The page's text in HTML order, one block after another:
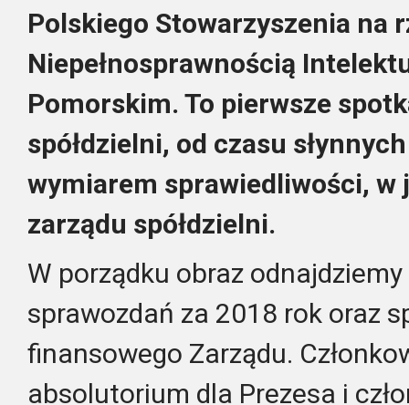
Polskiego Stowarzyszenia na
Niepełnosprawnością
Pomorskim. To pierwsze
spółdzielni, od czasu
wymiarem sprawiedliwości, w
zarządu spółdzielni.
W porządku obraz
sprawozdań za 2018 rok oraz
finansowego Zarządu.
absolutorium dla Prezesa i